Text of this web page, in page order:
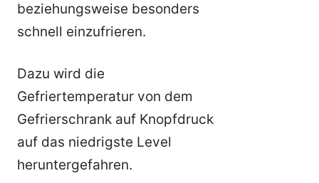
beziehungsweise besonders
schnell einzufrieren.
Dazu wird die
Gefriertemperatur von dem
Gefrierschrank auf Knopfdruck
auf das niedrigste Level
heruntergefahren.